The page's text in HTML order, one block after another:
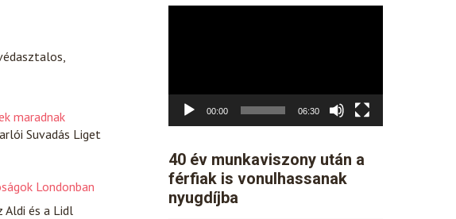
maradnak
Suvadás Liget
Londonban
Aldi és a Lidl
00:00 06:30
40 év munkaviszony után a
férfiak is vonulhassanak
nyugdíjba